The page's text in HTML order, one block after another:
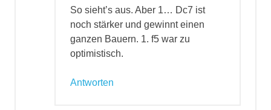
So sieht’s aus. Aber 1… Dc7 ist
noch stärker und gewinnt einen
ganzen Bauern. 1. f5 war zu
optimistisch.
Antworten